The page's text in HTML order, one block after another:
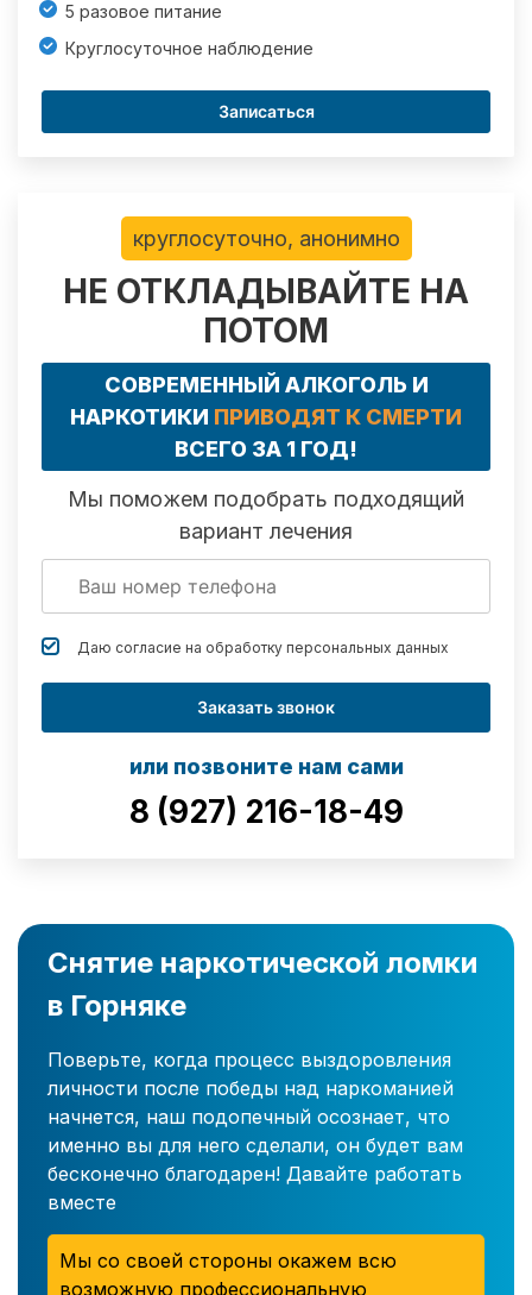
5 разовое питание
Круглосуточное наблюдение
Записаться
круглосуточно, анонимно
НЕ ОТКЛАДЫВАЙТЕ НА
ПОТОМ
СОВРЕМЕННЫЙ АЛКОГОЛЬ И
НАРКОТИКИ ПРИВОДЯТ К СМЕРТИ
ВСЕГО ЗА 1 ГОД!
Мы поможем подобрать подходящий
вариант лечения
Даю согласие на обработку персональных данных
Заказать звонок
или позвоните нам сами
8 (927) 216-18-49
Снятие наркотической ломки
в Горняке
Поверьте, когда процесс выздоровления
личности после победы над наркоманией
начнется, наш подопечный осознает, что
именно вы для него сделали, он будет вам
бесконечно благодарен! Давайте работать
вместе
Мы со своей стороны окажем всю
возможную профессиональную